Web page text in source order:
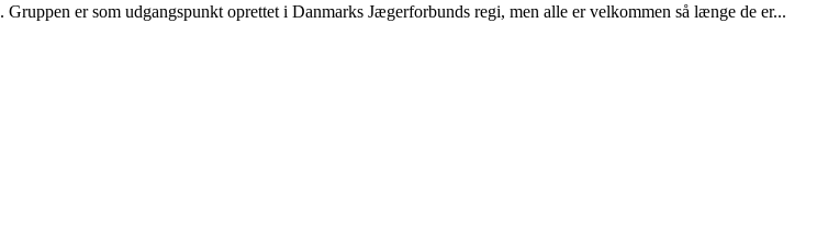
er som udgangspunkt oprettet i Danmarks Jægerforbunds regi, men alle er velkommen så længe de er...